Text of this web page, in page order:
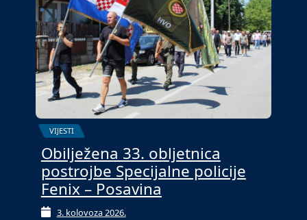
VIJESTI
Obilježena 33. obljetnica
postrojbe Specijalne policije
Fenix – Posavina
3. kolovoza 2026.